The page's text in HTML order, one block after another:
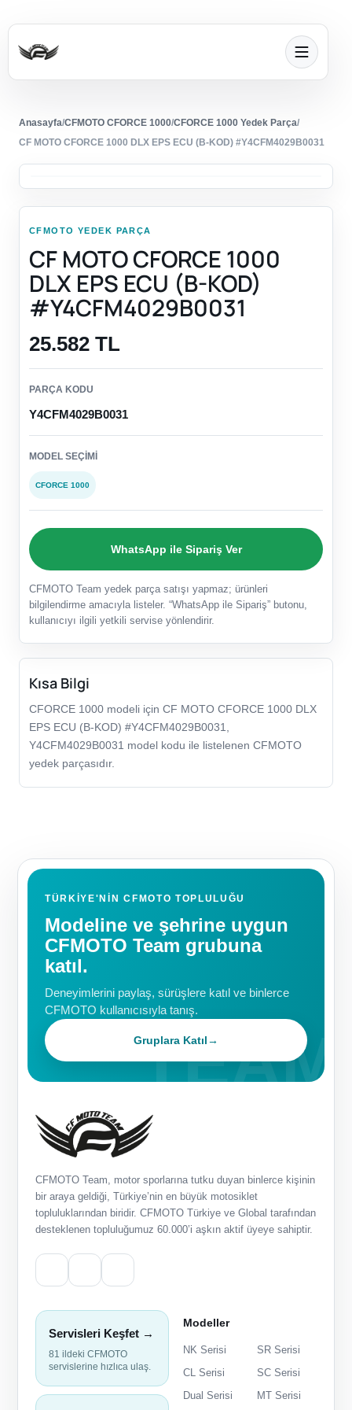
Anasayfa/CFMOTO CFORCE 1000/CFORCE 1000 Yedek Parça/
CF MOTO CFORCE 1000 DLX EPS ECU (B-KOD) #Y4CFM4029B0031
CFMOTO YEDEK PARÇA
CF MOTO CFORCE 1000
DLX EPS ECU (B-KOD)
#Y4CFM4029B0031
25.582 TL
PARÇA KODU
Y4CFM4029B0031
MODEL SEÇIMI
CFORCE 1000
WhatsApp ile Sipariş Ver
CFMOTO Team yedek parça satışı yapmaz; ürünleri
bilgilendirme amacıyla listeler. “WhatsApp ile Sipariş” butonu,
kullanıcıyı ilgili yetkili servise yönlendirir.
Kısa Bilgi
CFORCE 1000 modeli için CF MOTO CFORCE 1000 DLX
EPS ECU (B-KOD) #Y4CFM4029B0031,
Y4CFM4029B0031 model kodu ile listelenen CFMOTO
yedek parçasıdır.
TÜRKIYE'NIN CFMOTO TOPLULUĞU
Modeline ve şehrine uygun
CFMOTO Team grubuna
katıl.
Deneyimlerini paylaş, sürüşlere katıl ve binlerce
CFMOTO kullanıcısıyla tanış.
Gruplara Katıl→
CFMOTO Team, motor sporlarına tutku duyan binlerce kişinin
bir araya geldiği, Türkiye’nin en büyük motosiklet
topluluklarından biridir. CFMOTO Türkiye ve Global tarafından
desteklenen topluluğumuz 60.000’i aşkın aktif üyeye sahiptir.
Servisleri Keşfet →
81 ildeki CFMOTO
servislerine hızlıca ulaş.
Modeller
NK Serisi
SR Serisi
CL Serisi
SC Serisi
Dual Serisi
MT Serisi